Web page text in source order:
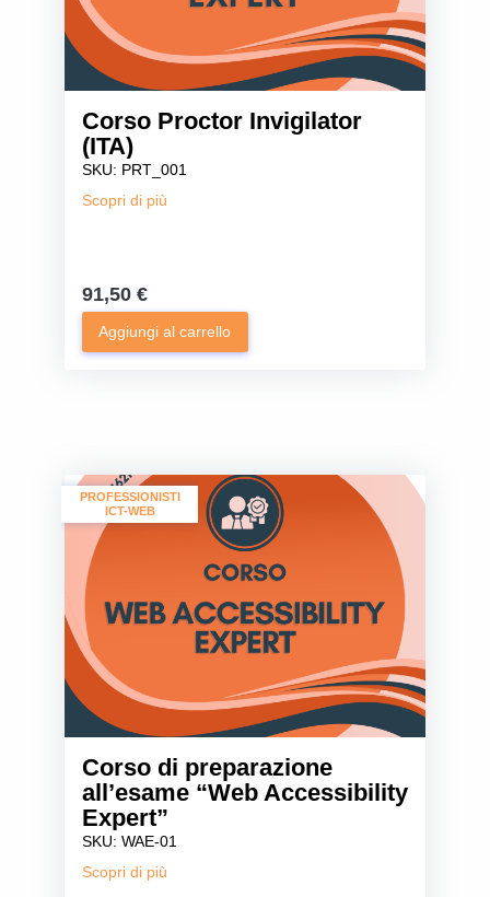
Corso Proctor Invigilator
(ITA)
SKU: PRT_001
Scopri di più
91,50 €
Aggiungi al carrello
PROFESSIONISTI
ICT-WEB
Corso di preparazione
all’esame “Web Accessibility
Expert”
SKU: WAE-01
Scopri di più